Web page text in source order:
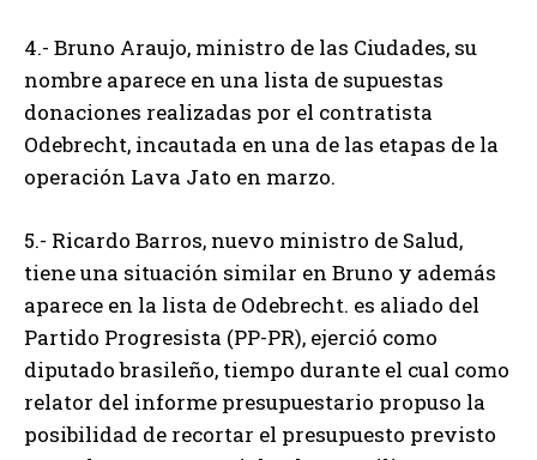
4.- Bruno Araujo, ministro de las Ciudades, su
nombre aparece en una lista de supuestas
donaciones realizadas por el contratista
Odebrecht, incautada en una de las etapas de la
operación Lava Jato en marzo.
5.- Ricardo Barros, nuevo ministro de Salud,
tiene una situación similar en Bruno y además
aparece en la lista de Odebrecht. es aliado del
Partido Progresista (PP-PR), ejerció como
diputado brasileño, tiempo durante el cual como
relator del informe presupuestario propuso la
posibilidad de recortar el presupuesto previsto